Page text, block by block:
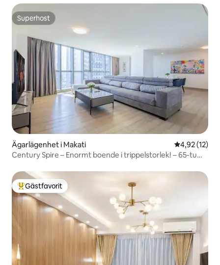
Superhost
Superhost
Ägarlägenhet i Makati 4,92 av 5 i
4,92 (12)
Century Spire – Enormt boende i trippelstorlek! – 65-tums
Populär gästfavorit
Gästfavorit